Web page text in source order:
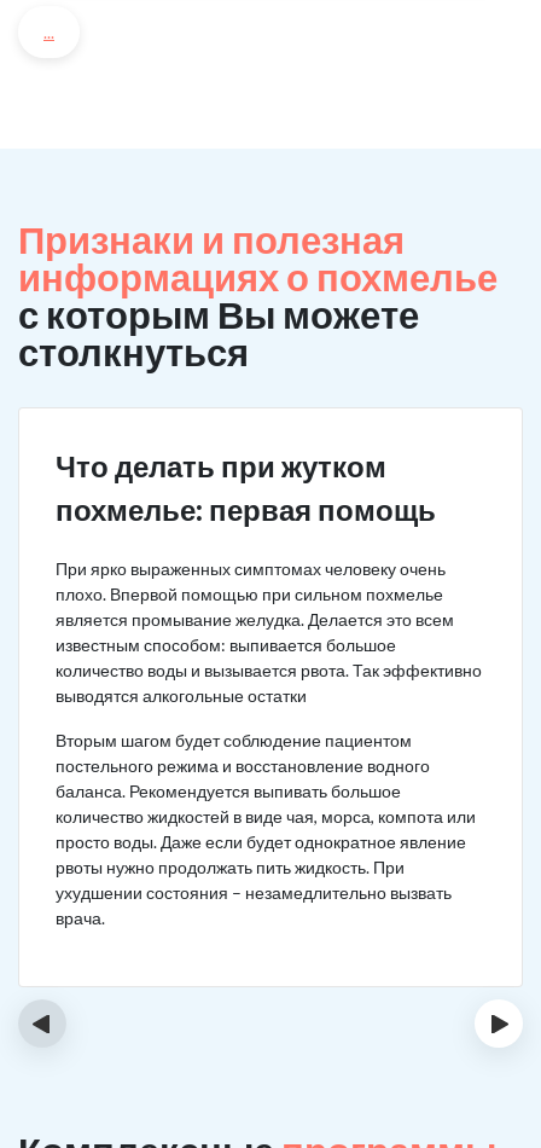
...
Признаки и полезная
информациях о похмелье
с которым Вы можете
столкнуться
Что делать при жутком
похмелье: первая помощь
При ярко выраженных симптомах человеку очень
плохо. Впервой помощью при сильном похмелье
является промывание желудка. Делается это всем
известным способом: выпивается большое
количество воды и вызывается рвота. Так эффективно
выводятся алкогольные остатки
Вторым шагом будет соблюдение пациентом
постельного режима и восстановление водного
баланса. Рекомендуется выпивать большое
количество жидкостей в виде чая, морса, компота или
просто воды. Даже если будет однократное явление
рвоты нужно продолжать пить жидкость. При
ухудшении состояния – незамедлительно вызвать
врача.
‹ ›